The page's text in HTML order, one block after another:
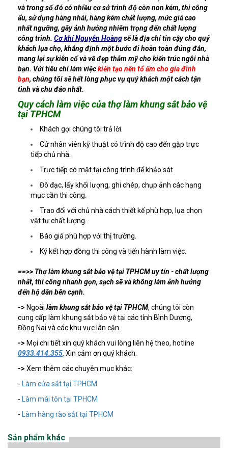
và trong số đó có nhiều cơ sở trình độ còn non kém, thi công
ẩu, sử dụng hàng nhái, hàng kém chất lượng, mức giá cao
nhất ngưỡng, gây ảnh hưởng nhiêm trọng đến chất lượng
công trình. Cơ khí Nguyễn Hoàngsẽ là địa chỉ tin cậy cho quý
khách lụa chọ, khẳng định một bước đi hoàn toàn đúng đắn,
mang lại sự kiên cố và vẽ đẹp thẫm mỹ cho kiến trúc ngôi nhà
bạn. Với tiêu chí làm việckiến tạo nên tổ ấm cho gia đình
bạn, chúng tôi sẽ hết lòng phục vụ quý khách một cách tận
tình và chu đáo nhất.
Quy cách làm việc của thợ làm khung sắt bảo vệ
tại TPHCM
Khách gọi chúng tôi trả lời.
Cử nhân viên kỹ thuật có trình độ cao đến gặp trực
tiếp chủ nhà.
Trực tiếp có mặt tại công trình để khảo sát.
Đô đạc, lấy khối lượng, ghi chép, chụp ảnh các hạng
mục cần thi công.
Trao đổi với chủ nhà cách thiết kế phù hợp, lụa chọn
vật tư chất lượng.
Báo giá phù hợp với thị trường.
Ký kết hợp đồng thi công và tiến hành làm việc.
==>> Thợ làm khung sắt bảo vệ tại TPHCM uy tín - chất lượng
nhất, thi công nhanh gọn, sạch sẽ và không làm ảnh hưởng
đến hộ dân bên cạnh.
-> Ngoài làm khung sắt bảo vệ tại TPHCM, chúng tôi còn
cung cấp làm khung sắt bảo vệ tại các tỉnh Bình Dương,
Đồng Nai và các khu vực lân cận.
-> Mọi chi tiết xin quý khách vui lòng liên hệ theo, hotline
0933.414.355 . Xin cảm ơn quý khách.
-> Xem thêm các chuyên mục khác:
- Làm cửa sắt tại TPHCM
- Làm mái tôn tại TPHCM
- Làm hàng rào sắt tại TPHCM
Sản phẩm khác